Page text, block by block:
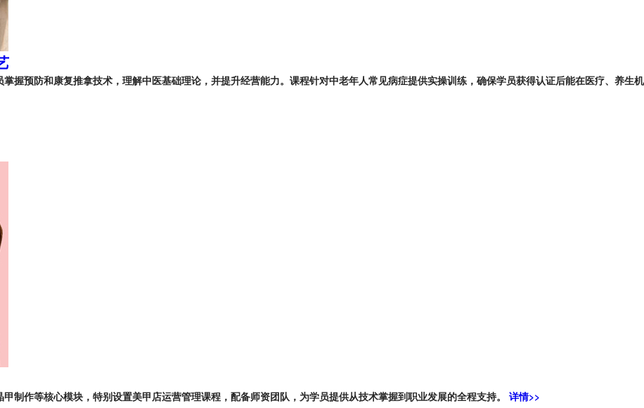
握预防和康复推拿技术，理解中医基础理论，并提升经营能力。课程针对中老年人常见病症提供实操训练，确保学员获得认证后能在医疗、养生机
制作等核心模块，特别设置美甲店运营管理课程，配备师资团队，为学员提供从技术掌握到职业发展的全程支持。 详情>>